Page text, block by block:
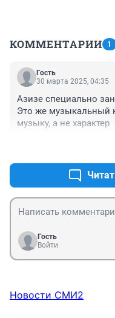
КОММЕНТАРИИ 1
Гость
30 марта 2025, 04:35
Азизе специально
Это же музыкальный
музыку, а не характер
Гость
Войти
Новости СМИ2